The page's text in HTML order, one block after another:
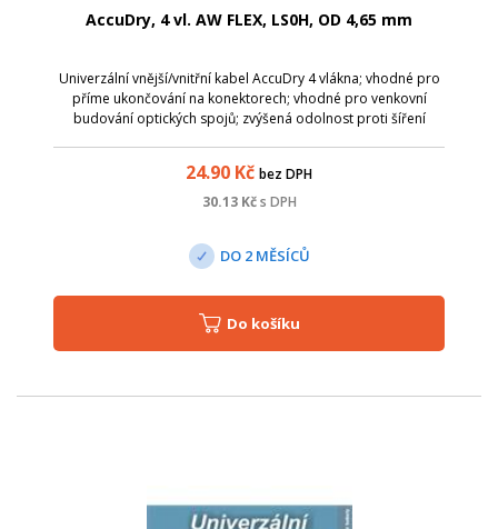
AccuDry, 4 vl. AW FLEX, LS0H, OD 4,65 mm
Univerzální vnější/vnitřní kabel AccuDry 4 vlákna; vhodné pro
příme ukončování na konektorech; vhodné pro venkovní
budování optických spojů; zvýšená odolnost proti šíření
24.90 Kč bez DPH
30.13Kč s DPH
DO 2 MĚSÍCŮ
Do košíku